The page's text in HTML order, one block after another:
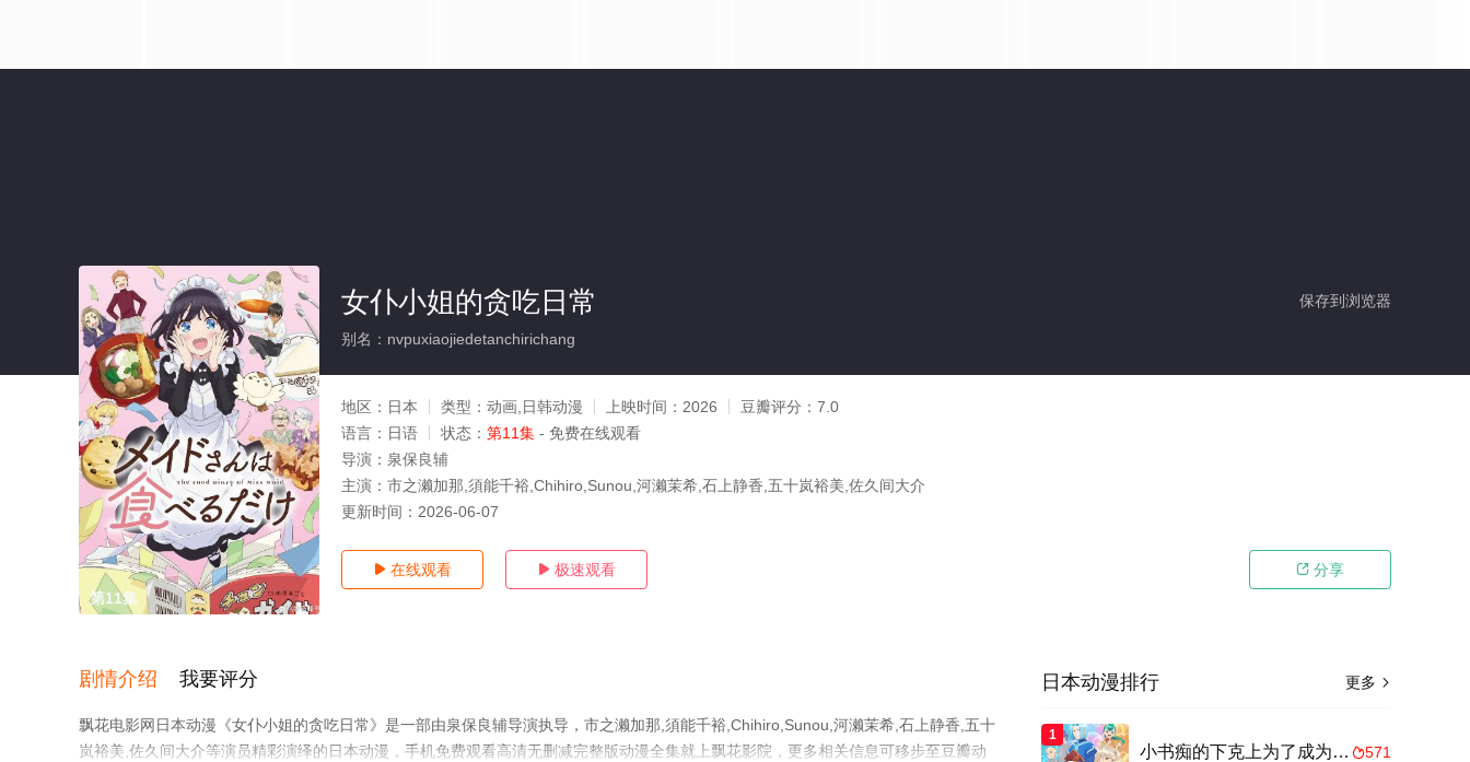
第11集
保存到浏览器
女仆小姐的贪吃日常
别名：nvpuxiaojiedetanchirichang
地区： 日本 类型： 动画,日韩动漫 上映时间： 2026 豆瓣评分： 7.0
语言： 日语 状态： 第11集 - 免费在线观看
导演： 泉保良辅
主演： 市之濑加那,須能千裕,Chihiro,Sunou,河濑茉希,石上静香,五十岚裕美,佐久间大介
更新时间： 2026-06-07
 在线观看  极速观看  分享
剧情介绍 我要评分
飘花电影网日本动漫《女仆小姐的贪吃日常》是一部由泉保良辅导演执导，市之濑加那,須能千裕,Chihiro,Sunou,河濑茉希,石上静香,五十
岚裕美,佐久间大介等演员精彩演绎的日本动漫，手机免费观看高清无删减完整版动漫全集就上飘花影院，更多相关信息可移步至豆瓣动
更多 
日本动漫排行
1
571
小书痴的下克上为了成为图书管理员不择手段！第二季